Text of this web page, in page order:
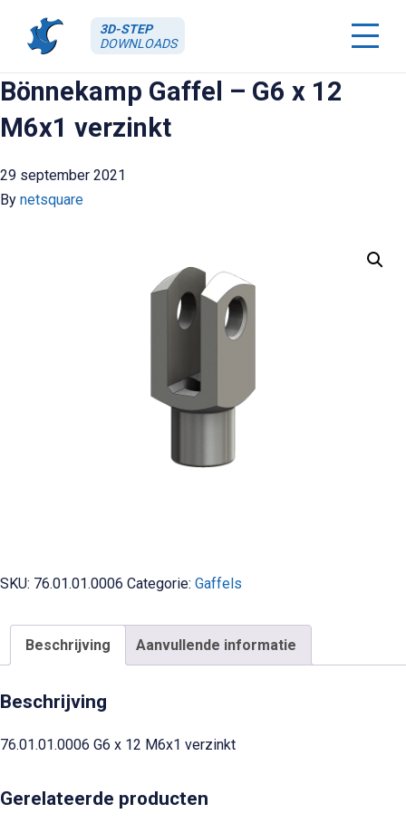
3D-STEP
DOWNLOADS
Bönnekamp Gaffel – G6 x 12
M6x1 verzinkt
29 september 2021
By netsquare
SKU: 76.01.01.0006 Categorie: Gaffels
Beschrijving Aanvullende informatie
Beschrijving
76.01.01.0006 G6 x 12 M6x1 verzinkt
Gerelateerde producten